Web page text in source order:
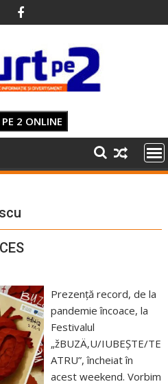
PE 2 ONLINE
Prezență record, de la
pandemie încoace, la
Festivalul
„žBUZÄ‚U/IUBEȘTE/TE
ATRU”, încheiat în
acest weekend. Vorbim